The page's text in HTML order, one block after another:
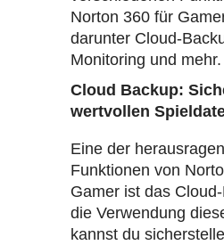
Norton 360 für
darunter Cloud-
Monitoring und mehr.
Cloud Backup:
wertvollen
Eine der
Funktionen von
Gamer ist das
die Verwendung
kannst du